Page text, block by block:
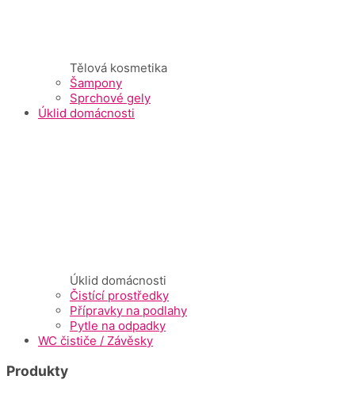
Tělová kosmetika
Šampony
Sprchové gely
Úklid domácnosti
Úklid domácnosti
Čistící prostředky
Přípravky na podlahy
Pytle na odpadky
WC čističe / Závěsky
Produkty